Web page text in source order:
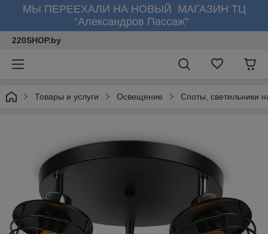
МЫ ПЕРЕЕХАЛИ НА НОВЫЙ МАГАЗИН ТЦ
"Александров Пассаж"
220SHOP.by
Товары и услуги Освещение Споты, светильники